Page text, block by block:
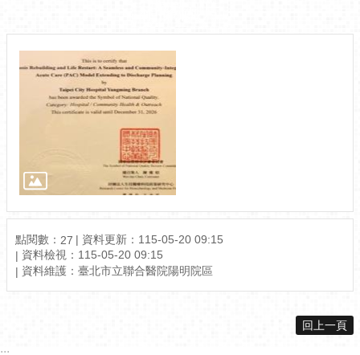
點閱數： 27
資料更新：115-05-20 09:15
資料檢視：115-05-20 09:15
資料維護：臺北市立聯合醫院陽明院區
回上一頁